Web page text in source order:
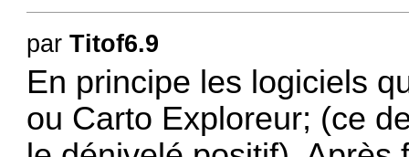
parTitof6.9
En principe les logiciels
ou Carto Exploreur; (ce